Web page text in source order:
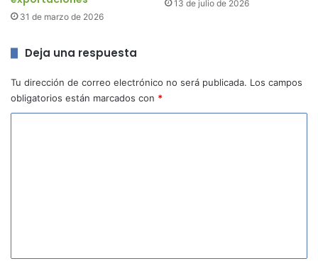
31 de marzo de 2026
13 de julio de 2026
Deja una respuesta
Tu dirección de correo electrónico no será publicada. Los campos
obligatorios están marcados con *